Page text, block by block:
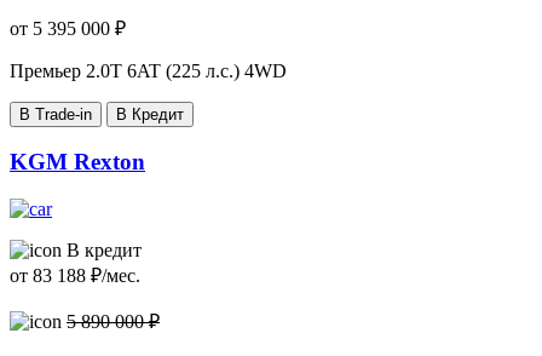
от 5 395 000 ₽
Премьер 2.0T 6AT (225 л.с.) 4WD
В Trade-in В Кредит
KGM Rexton
В кредит
от 83 188 ₽/мес.
5 890 000 ₽